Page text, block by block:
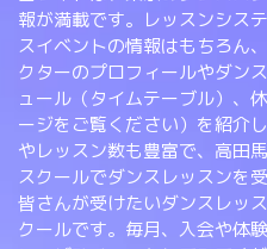
報が満載です。レッスンシス
スイベントの情報はもちろん
クターのプロフィールやダン
ュール（タイムテーブル）、
ージをご覧ください）を紹介
やレッスン数も豊富で、高田
スクールでダンスレッスンを
皆さんが受けたいダンスレッ
クールです。毎月、入会や体